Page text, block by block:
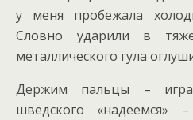
у меня пробежала
Словно ударили в
металлического гула
Держим пальцы –
шведского